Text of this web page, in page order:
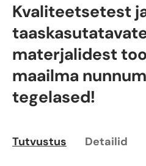
Kvaliteetsetest
materjalidest
maailma
tegelased!
Tutvustus Detailid